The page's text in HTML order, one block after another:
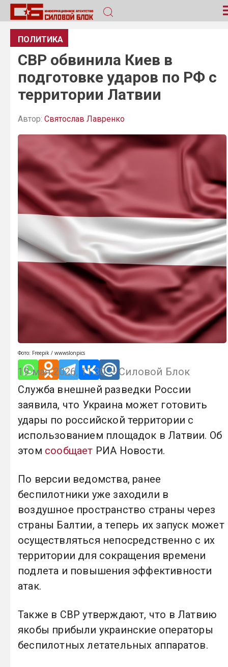
ПОЛИТИКА
СВР обвинила Киев в
подготовке ударов по РФ с
территории Латвии
Автор: Святослав Лавренко
Фото: Freepik / wwwslonpics
19 мая 2026, 11:30 — Силовой Блок
Служба внешней разведки России
заявила, что Украина может готовить
удары по российской территории с
использованием площадок в Латвии. Об
этом сообщает РИА Новости.
По версии ведомства, ранее
беспилотники уже заходили в
воздушное пространство страны через
страны Балтии, а теперь их запуск может
осуществляться непосредственно с их
территории для сокращения времени
подлета и повышения эффективности
атак.
Также в СВР утверждают, что в Латвию
якобы прибыли украинские операторы
беспилотных летательных аппаратов.